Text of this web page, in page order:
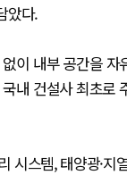
았다.
이 내부 공간을 자
내 건설사 최초로
시스템, 태양광·지